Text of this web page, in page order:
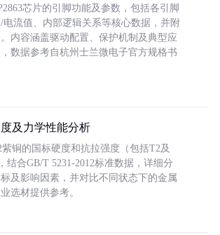
芯片的引脚功能及参数，包括各引脚
电流值、内部逻辑关系等核心数据，并附
内容涵盖驱动配置、保护机制及典型应
数据参考自杭州士兰微电子官方规格书
及力学性能分析
铜的国标硬度和抗拉强度（包括T2及
结合GB/T 5231-2012标准数据，详细分
及影响因素，并对比不同状态下的金属
选材提供参考。